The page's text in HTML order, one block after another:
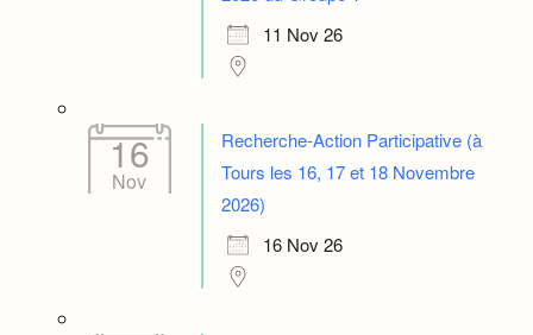
11 Nov 26
16
Nov
Recherche-Action Participative (à
Tours les 16, 17 et 18 Novembre
2026)
16 Nov 26